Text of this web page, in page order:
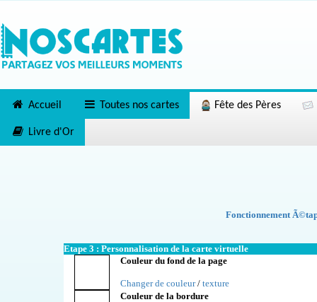
Accueil Toutes nos cartes Fête des Pères
Livre d'Or
Fonctionnement
Etape 3 : Personnalisation de la carte virtuelle
Couleur du fond de la page
Changer de couleur/ texture
Couleur de la bordure